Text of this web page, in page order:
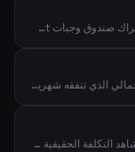
احسب التكلفة الأسبوعية والشهرية والسنوية لاشتراك صندوق وجبات RetNemt.
اجمع جميع اشتراكاتك عبر كل فئة لرؤية المبلغ الإجمالي الذي تنفقه شهرياً وسنوياً ويومياً.
اكتشف كم توفر بإلغاء اشتراك قليل الاستخدام وشاهد التكلفة الحقيقية لكل استخدام فعلي.